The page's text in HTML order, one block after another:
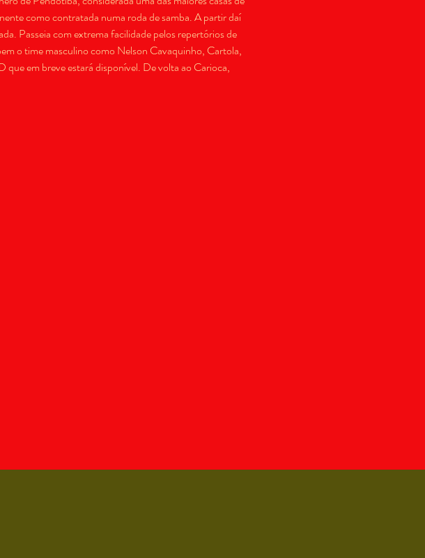
como contratada numa roda de samba. A partir daí
Passeia com extrema facilidade pelos repertórios de
o time masculino como Nelson Cavaquinho, Cartola,
em breve estará disponível. De volta ao Carioca,